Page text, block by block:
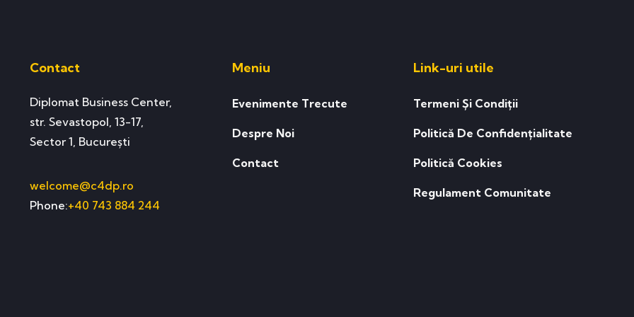
Contact
Diplomat Business Center,
str. Sevastopol, 13-17,
Sector 1, București
welcome@c4dp.ro
Phone:+40 743 884 244
Meniu
Evenimente Trecute
Despre Noi
Contact
Link-uri utile
Termeni Și Condiții
Politică De Confidențialitate
Politică Cookies
Regulament Comunitate